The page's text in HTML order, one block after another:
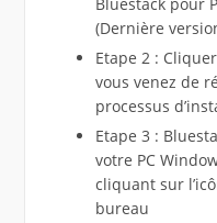
(Dernière
Etape 2 :
vous venez de
processus
Etape 3 :
votre PC
cliquant sur
bureau